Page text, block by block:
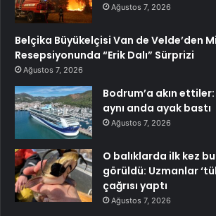
Ağustos 7, 2026
Belçika Büyükelçisi Van de Velde’den
Resepsiyonunda “Erik Dalı” Sürprizi
Ağustos 7, 2026
Bodrum’a akın
aynı anda ayak bastı
Ağustos 7, 2026
O balıklarda ilk kez
görüldü: Uzmanlar
çağrısı yaptı
Ağustos 7, 2026